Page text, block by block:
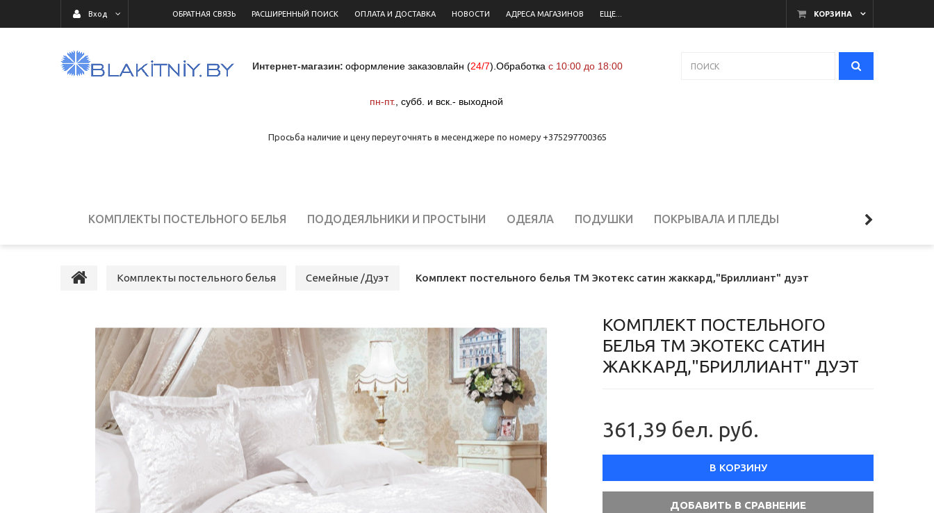
КОРЗИНА
Вход ОБРАТНАЯ СВЯЗЬ РАСШИРЕННЫЙ ПОИСК ОПЛАТА И ДОСТАВКА НОВОСТИ АДРЕСА МАГАЗИНОВ ЕЩЕ...
Интернет-магазин: оформление заказовлайн (24/7) Обработка с 10:00 до 18:00
пн-пт. субб. и вск.- выходной
Просьба наличие и цену переуточнять в месенджере по номеру +375297700365
КОМПЛЕКТЫ ПОСТЕЛЬНОГО БЕЛЬЯ ПОДОДЕЯЛЬНИКИ И ПРОСТЫНИ ОДЕЯЛА ПОДУШКИ ПОКРЫВАЛА И ПЛЕДЫ
Комплекты постельного белья Семейные /Дуэт Комплект постельного белья ТМ Экотекс сатин жаккард,"Бриллиант" дуэт
КОМПЛЕКТ ПОСТЕЛЬНОГО
БЕЛЬЯ ТМ ЭКОТЕКС САТИН
ЖАККАРД,"БРИЛЛИАНТ" ДУЭТ
361,39 бел. руб.
В КОРЗИНУ